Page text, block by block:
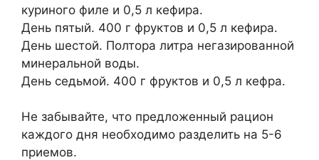
куриного филе и 0,5 л кефира.
День пятый. 400 г фруктов и 0,5 л кефира.
День шестой. Полтора литра негазированной
минеральной воды.
День седьмой. 400 г фруктов и 0,5 л кефра.
Не забывайте, что предложенный рацион
каждого дня необходимо разделить на 5-6
приемов.